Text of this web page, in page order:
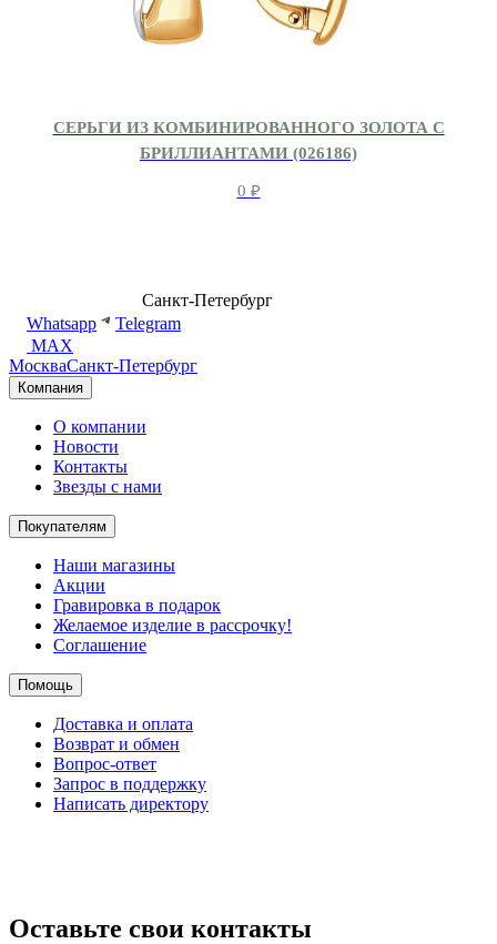
СЕРЬГИ ИЗ КОМБИНИРОВАННОГО ЗОЛОТА С
БРИЛЛИАНТАМИ (026186)
0 ₽
Санкт-Петербург
Whatsapp
Telegram
MAX
МоскваСанкт-Петербург
Компания
О компании
Новости
Контакты
Звезды с нами
Покупателям
Наши магазины
Акции
Гравировка в подарок
Желаемое изделие в рассрочку!
Соглашение
Помощь
Доставка и оплата
Возврат и обмен
Вопрос-ответ
Запрос в поддержку
Написать директору
Оставьте свои контакты